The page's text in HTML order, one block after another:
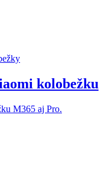
kolobežku
M365 aj Pro.